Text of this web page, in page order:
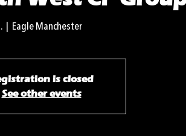
  |
Eagle Manchester
is closed
See other events